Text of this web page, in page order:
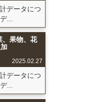
データにつ
...
、果物、花
2025.02.27
データにつ
...